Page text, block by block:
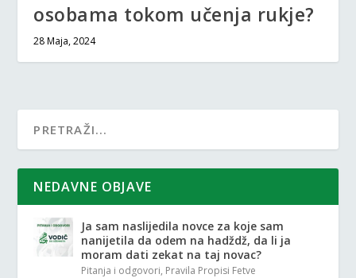
osobama tokom učenja rukje?
28 Maja, 2024
NEDAVNE OBJAVE
Ja sam naslijedila novce za koje sam
nanijetila da odem na hadždž, da li ja
moram dati zekat na taj novac?
Pitanja i odgovori, Pravila Propisi Fetve